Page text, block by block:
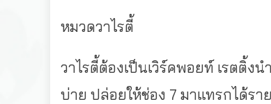
หมวดวาไรตี้
วาไรตี้ต้องเป็นเวิร์คพอยท์ เรตติ้ง
บ่าย ปล่อยให้ช่อง 7 มาแทรกได้รา